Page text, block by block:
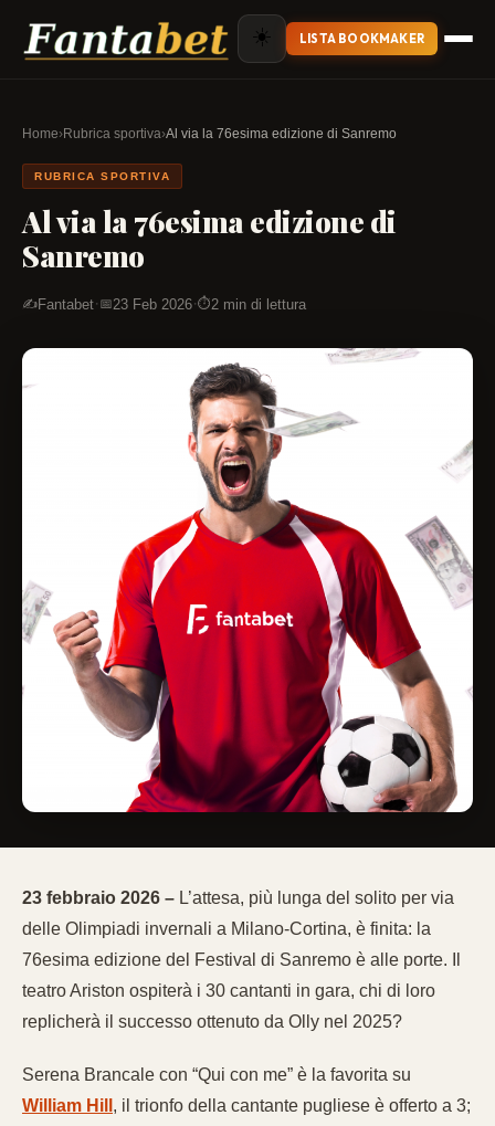
☀️ LISTA BOOKMAKER
Home›Rubrica sportiva›Al via la 76esima edizione di Sanremo
RUBRICA SPORTIVA
Al via la 76esima edizione di
Sanremo
✍️Fantabet· 📅23 Feb 2026·⏱️2 min di lettura
23 febbraio 2026 – L’attesa, più lunga del solito per via
delle Olimpiadi invernali a Milano-Cortina, è finita: la
76esima edizione del Festival di Sanremo è alle porte. Il
teatro Ariston ospiterà i 30 cantanti in gara, chi di loro
replicherà il successo ottenuto da Olly nel 2025?
Serena Brancale con “Qui con me” è la favorita su
William Hill , il trionfo della cantante pugliese è offerto a 3;